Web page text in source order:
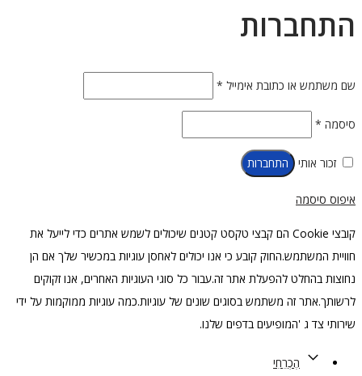
התחברות
שם משתמש או כתובת אימייל *חובה
סיסמה *חובה
זכור אותי התחברות
איפוס סיסמה
קובצי Cookie הם קבצי טקסט קטנים שיכולים לשמש אתרים כדי לייעל את
חוויית המשתמש.החוק קובע כי אנו יכולים לאחסן עוגיות במכשיר שלך אם הן
נחוצות בהחלט להפעלת אתר זה.עבור כל סוגי העוגיות האחרים, אנו זקוקים
לרשותך.אתר זה משתמש בסוגים שונים של עוגיות.כמה עוגיות ממוקמות על ידי
שירותי צד ג 'המופיעים בדפים שלנו.
הֶכְרֵחִי